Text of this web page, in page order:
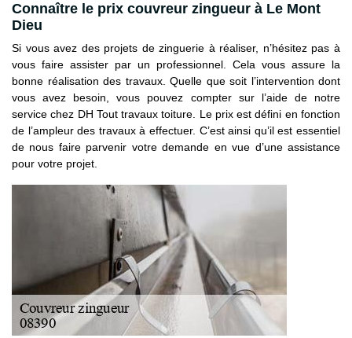
Connaître le prix couvreur zingueur à Le Mont
Dieu
Si vous avez des projets de zinguerie à réaliser, n’hésitez pas à
vous faire assister par un professionnel. Cela vous assure la
bonne réalisation des travaux. Quelle que soit l’intervention dont
vous avez besoin, vous pouvez compter sur l’aide de notre
service chez DH Tout travaux toiture. Le prix est défini en fonction
de l’ampleur des travaux à effectuer. C’est ainsi qu’il est essentiel
de nous faire parvenir votre demande en vue d’une assistance
pour votre projet.